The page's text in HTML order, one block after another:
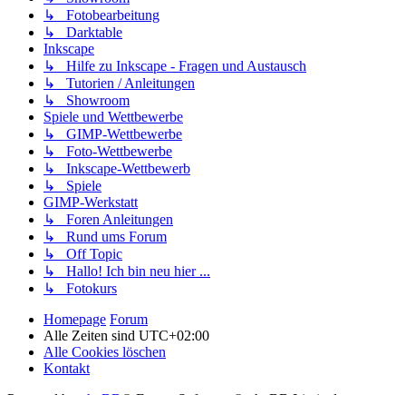
↳ Fotobearbeitung
↳ Darktable
Inkscape
↳ Hilfe zu Inkscape - Fragen und Austausch
↳ Tutorien / Anleitungen
↳ Showroom
Spiele und Wettbewerbe
↳ GIMP-Wettbewerbe
↳ Foto-Wettbewerbe
↳ Inkscape-Wettbewerb
↳ Spiele
GIMP-Werkstatt
↳ Foren Anleitungen
↳ Rund ums Forum
↳ Off Topic
↳ Hallo! Ich bin neu hier ...
↳ Fotokurs
Homepage Forum
Alle Zeiten sind UTC+02:00
Alle Cookies löschen
Kontakt